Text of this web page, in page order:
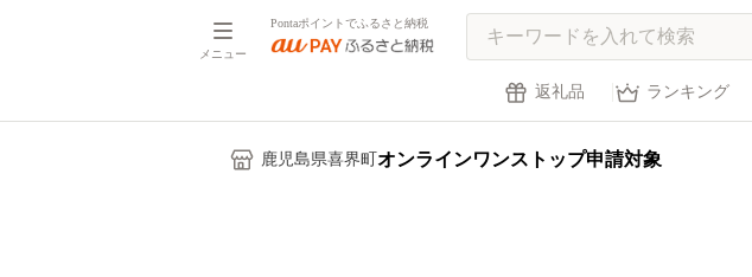
メニュー
Pontaポイントでふるさと納税
返礼品 ランキング
鹿児島県喜界町 オンラインワンストップ申請対象